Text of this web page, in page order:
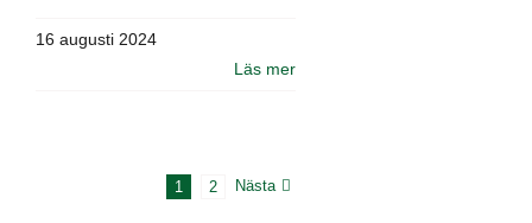
16 augusti 2024
Läs mer
1 2 Nästa